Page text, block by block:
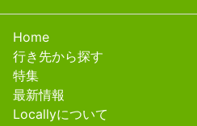
Home
行き先から探す
特集
最新情報
Locallyについて